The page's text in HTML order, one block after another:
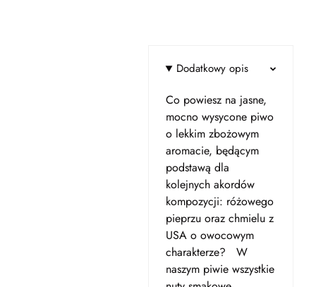
Dodatkowy opis
Co powiesz na jasne,
mocno wysycone piwo
o lekkim zbożowym
aromacie, będącym
podstawą dla
kolejnych akordów
kompozycji: różowego
pieprzu oraz chmielu z
USA o owocowym
charakterze? W
naszym piwie wszystkie